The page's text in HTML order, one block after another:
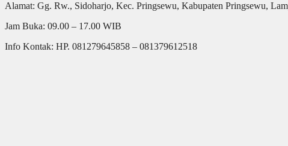
Alamat: Gg. Rw., Sidoharjo, Kec. Pringsewu, Kabupaten Pringsewu,
Jam Buka: 09.00 – 17.00 WIB
Info Kontak: HP. 081279645858 – 081379612518